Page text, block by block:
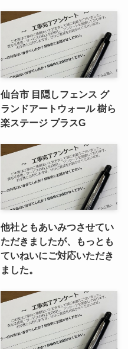
仙台市 目隠しフェンス グ
ランドアートウォール 樹ら
楽ステージ プラスG
他社ともあいみつさせてい
ただきましたが、もっとも
ていねいにご対応いただき
ました。